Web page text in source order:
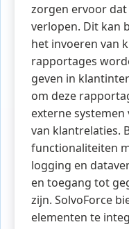
zorgen ervoor
verlopen. Dit kan
het invoeren van
rapportages
geven in
om deze
externe
van klantrelaties.
functionaliteiten
logging en
en toegang tot
zijn. SolvoForce
elementen te